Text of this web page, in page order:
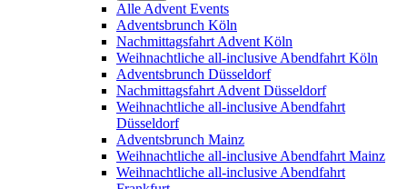
Alle Advent Events
Adventsbrunch Köln
Nachmittagsfahrt Advent Köln
Weihnachtliche all-inclusive Abendfahrt Köln
Adventsbrunch Düsseldorf
Nachmittagsfahrt Advent Düsseldorf
Weihnachtliche all-inclusive Abendfahrt
Düsseldorf
Adventsbrunch Mainz
Weihnachtliche all-inclusive Abendfahrt Mainz
Weihnachtliche all-inclusive Abendfahrt